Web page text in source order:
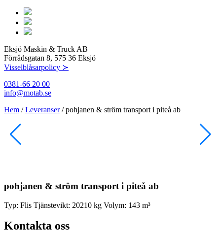
Eksjö Maskin & Truck AB
Förrådsgatan 8, 575 36 Eksjö
Visselblåsarpolicy ≻
0381-66 20 00
info@motab.se
Hem /Leveranser/pohjanen & ström transport i piteå ab
pohjanen & ström transport i piteå ab
Typ: Flis Tjänstevikt: 20210 kg Volym: 143 m³
Kontakta oss